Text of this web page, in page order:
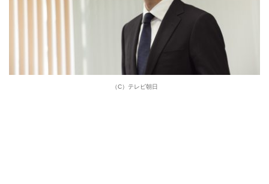
（C）テレビ朝日